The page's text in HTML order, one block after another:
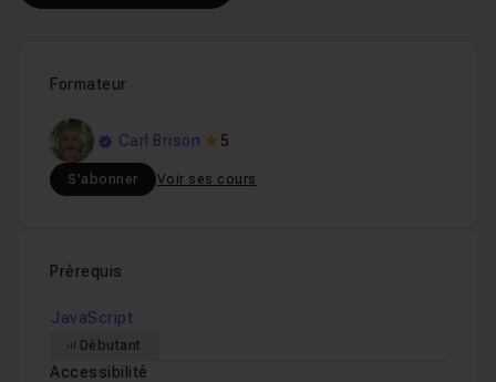
Formateur
Carl Brison 5
S'abonner Voir ses cours
Prérequis
JavaScript
Débutant
Accessibilité